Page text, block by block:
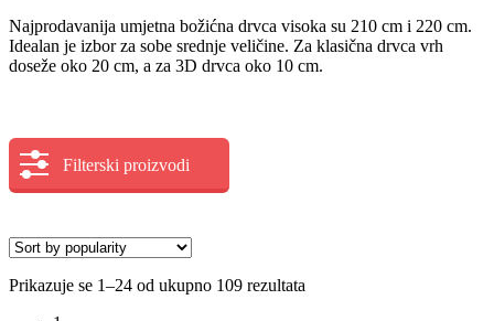
Najprodavanija umjetna božićna drvca visoka su 210 cm i 220 cm.
Idealan je izbor za sobe srednje veličine. Za klasična drvca vrh
doseže oko 20 cm, a za 3D drvca oko 10 cm.
Filterski proizvodi
Prikazuje se 1–24 od ukupno 109 rezultata